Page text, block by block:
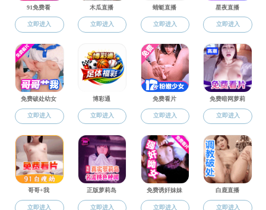
校友之家
优秀校友
校友故事
校友活动
杭州校友会
优秀校友